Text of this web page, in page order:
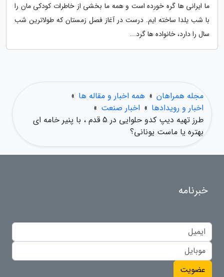
ما ایرانی ها گره خورده است و همه ما بخشی از خاطرات کودکی مان را
با شب یلدا ساخته ایم. درست در آغاز فصل زمستان که طولاترین شب
سال را دارد، خانواده ها گرد...
مجله همراهان » همه اخبار و مقاله ها »
اخبار و رویدادها » اخبار صنعت »
طرز تهیه دیپ کدو حلوایی در 5 قدم ، با پنیر خامه ای
بهتره یا ماست یونانی؟
خبرنامه
عضویت